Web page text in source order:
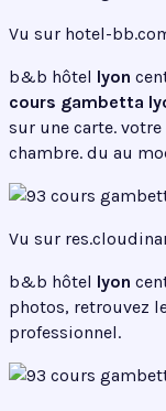
Vu sur hotel-
b&b hôtel lyon
cours gambetta
sur une carte.
chambre. du au
Vu sur
b&b hôtel lyon
photos, retrouvez
professionnel.